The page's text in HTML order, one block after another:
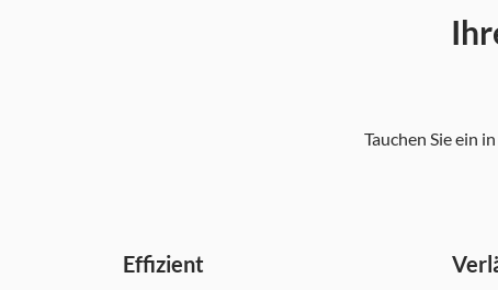
Tauchen Sie ein
Effizient